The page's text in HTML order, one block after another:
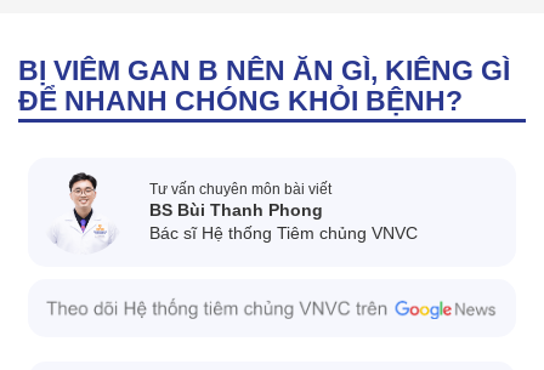
BỊ VIÊM GAN B NÊN ĂN GÌ, KIÊNG GÌ
ĐỂ NHANH CHÓNG KHỎI BỆNH?
Tư vấn chuyên môn bài viết
BS Bùi Thanh Phong
Bác sĩ Hệ thống Tiêm chủng VNVC